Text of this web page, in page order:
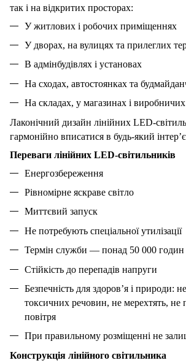
так і на відкритих просторах:
У житлових і робочих приміщеннях
У дворах, на вулицях та прилеглих
В адмінбудівлях і установах
На сходах, автостоянках та
На складах, у магазинах і
Лаконічний дизайн лінійних LED-
гармонійно вписатися в будь-який
Переваги лінійних LED-світильників
Енергозбереження
Рівномірне яскраве світло
Миттєвий запуск
Не потребують спеціальної утилізації
Термін служби — понад 50 000 годин
Стійкість до перепадів напруги
Безпечність для здоров’я і природи:
токсичних речовин, не мерехтять, не
повітря
При правильному розміщенні не
Конструкція лінійного світильника